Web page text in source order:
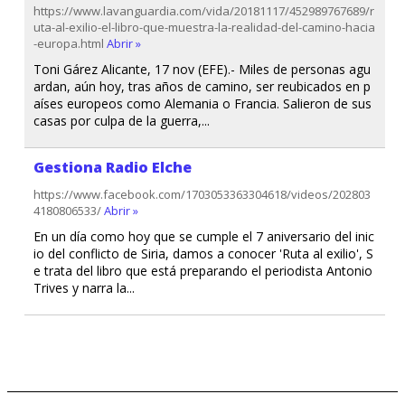
https://www.lavanguardia.com/vida/20181117/452989767689/r
uta-al-exilio-el-libro-que-muestra-la-realidad-del-camino-hacia
-europa.html Abrir »
Toni Gárez Alicante, 17 nov (EFE).- Miles de personas agu
ardan, aún hoy, tras años de camino, ser reubicados en p
aíses europeos como Alemania o Francia. Salieron de sus
casas por culpa de la guerra,...
Gestiona Radio Elche
https://www.facebook.com/1703053363304618/videos/202803
4180806533/Abrir »
En un día como hoy que se cumple el 7 aniversario del inic
io del conflicto de Siria, damos a conocer 'Ruta al exilio', S
e trata del libro que está preparando el periodista Antonio
Trives y narra la...